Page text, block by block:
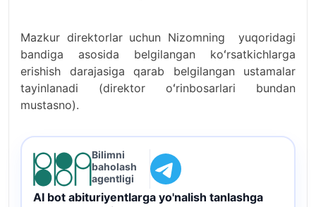
Mazkur direktorlar uchun Nizomning yuqoridagi
bandiga asosida belgilangan koʻrsatkichlarga
erishish darajasiga qarab belgilangan ustamalar
tayinlanadi (direktor oʻrinbosarlari bundan
mustasno).
Bilimni
baholash
agentligi
AI bot abituriyentlarga yo'nalish tanlashga